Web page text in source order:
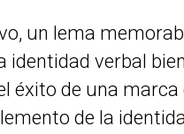
un lema
identidad verbal
éxito de una
de la